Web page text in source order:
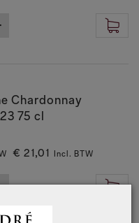
Chardonnay
75 cl
€ 21,01 Incl. BTW